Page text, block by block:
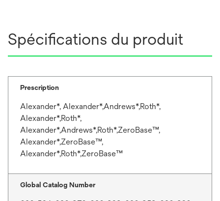
Spécifications du produit
Prescription
Alexander*, Alexander*,Andrews*,Roth*,
Alexander*,Roth*,
Alexander*,Andrews*,Roth*,ZeroBase™,
Alexander*,ZeroBase™,
Alexander*,Roth*,ZeroBase™
Global Catalog Number